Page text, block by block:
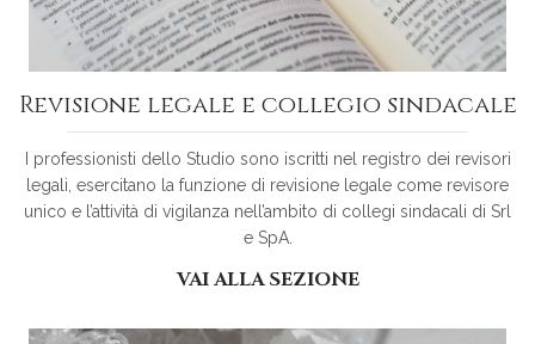
Revisione legale e collegio sindacale
I professionisti dello Studio sono iscritti nel registro dei revisori
legali, esercitano la funzione di revisione legale come revisore
unico e l’attività di vigilanza nell’ambito di collegi sindacali di Srl
e SpA.
VAI ALLA SEZIONE